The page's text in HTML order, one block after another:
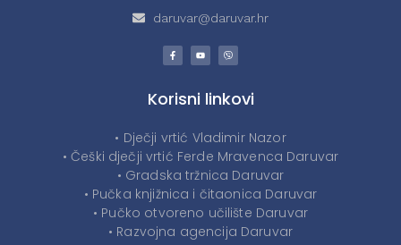
daruvar@daruvar.hr
Korisni linkovi
• Dječji vrtić Vladimir Nazor
• Češki dječji vrtić Ferde Mravenca Daruvar
• Gradska tržnica Daruvar
• Pučka knjižnica i čitaonica Daruvar
• Pučko otvoreno učilište Daruvar
• Razvojna agencija Daruvar